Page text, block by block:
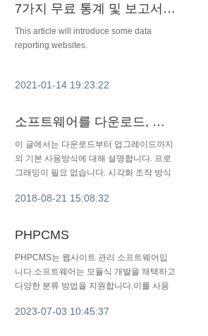
7가지 무료 통계 및 보고서 다운로드 사이트
This article will introduce some data
reporting websites.
2021-01-14 19:23:22
소프트웨어를 다운로드, 설치, 등록, 설정 및 업그레이드하는 방법
이 글에서는 다운로드부터 업그레이드까지
의 기본 사용방식에 대해 설명합니다. 프로
그래밍이 필요 없습니다. 시각화 조작 방식
2018-08-21 15:08:32
PHPCMS
PHPCMS는 웹사이트 관리 소프트웨어입
니다.소프트웨어는 모듈식 개발을 채택하고
다양한 분류 방법을 지원합니다.이를 사용
지 보수를 쉽게 실현할 수 있습니다.많은 프
2023-07-03 10:45:37